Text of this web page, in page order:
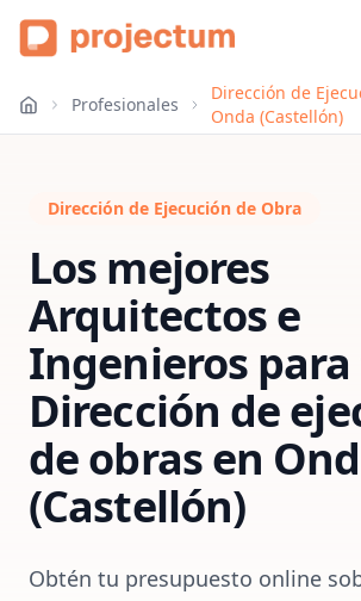
Profesionales
Dirección de
Onda (Castellón)
Dirección de Ejecución de Obra
Los mejores
Arquitectos e
Ingenieros
Dirección de
de obrasen
(Castellón)
Obtén tu presupuesto online